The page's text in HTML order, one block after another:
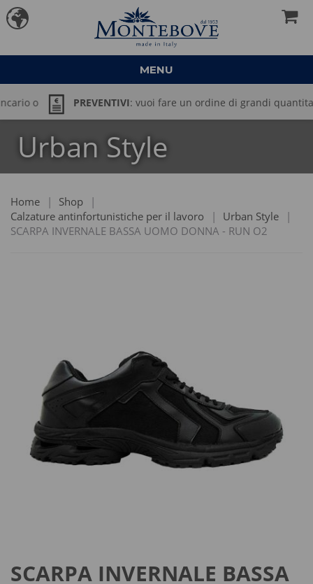
MENU
PREVENTIVI: vuoi fare un ordine di grandi quantitativi?
una mail a → commerciale@montebove.it
Urban Style
Home | Shop
|
Calzature antinfortunistiche per il lavoro
| Urban Style
|
SCARPA INVERNALE BASSA UOMO DONNA - RUN O2
SCARPA INVERNALE BASSA